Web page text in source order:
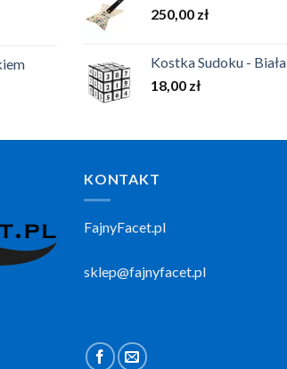
250,00 zł
Kostka Sudoku - Biała
18,00 zł
KONTAKT
FajnyFacet.pl
sklep@fajnyfacet.pl